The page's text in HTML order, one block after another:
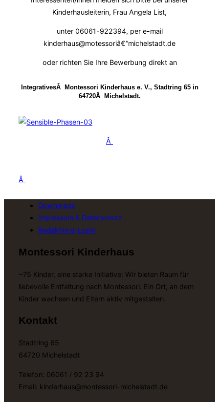
Kinderhausleiterin, Frau Angela List,
unter 06061-922394, per e-mail
kinderhaus@motessoriâ€“michelstadt.de
oder richten Sie Ihre Bewerbung direkt an
IntegrativesÂ Montessori Kinderhaus e. V., Stadtring 65 in
64720Â Michelstadt.
Â
Â
Downloads
Impressum & Datenschutz
Redaktions-Login
Montessori Kinderhaus
~75 Kinder, eine starke Initiative: Wir bieten Raum für
liebevolle Entfaltung nach Montessori. Ein Ort, an dem
Kinder wachsen und Eltern aktiv mitgestalten.
Kontakt
Stadtring 65
64720 Michelstadt
Telefon: 06061 / 92 23 94
Email: kinderhaus@montessori-michelstadt.de